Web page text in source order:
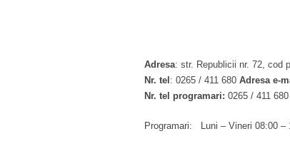
Adresa: str. Republicii nr. 72, cod
Nr. tel : 0265 / 411 680 Adresa e-
Nr. tel programari: 0265 / 411 680
Programari: Luni – Vineri 08:00 –